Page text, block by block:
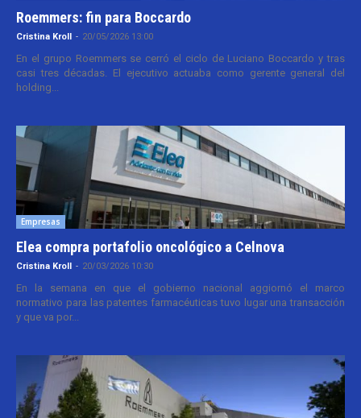
Roemmers: fin para Boccardo
Cristina Kroll - 20/05/2026 13:00
En el grupo Roemmers se cerró el ciclo de Luciano Boccardo y tras
casi tres décadas. El ejecutivo actuaba como gerente general del
holding...
Empresas
Elea compra portafolio oncológico a Celnova
Cristina Kroll - 20/03/2026 10:30
En la semana en que el gobierno nacional aggiornó el marco
normativo para las patentes farmacéuticas tuvo lugar una transacción
y que va por...